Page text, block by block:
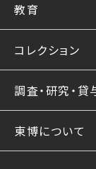
教育
コレクション
調査・研究・貸
東博について